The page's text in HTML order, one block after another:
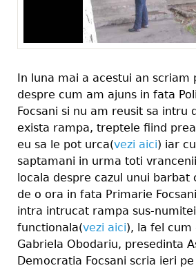
In luna mai a acestui an scriam
despre cum am ajuns in fata
Focsani si nu am reusit sa intru
exista rampa, treptele fiind
eu sa le pot urca(vezi aici) iar
saptamani in urma toti
locala despre cazul unui barbat
de o ora in fata Primarie
intra intrucat rampa sus-
functionala(vezi aici), la fel cum
Gabriela Obodariu, presedinta
Democratia Focsani scria ieri